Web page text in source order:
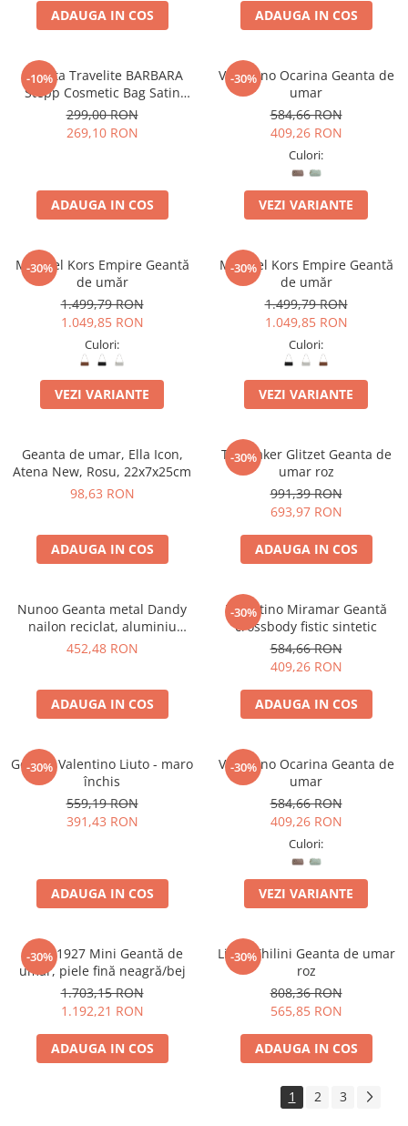
ADAUGA IN COS ADAUGA IN COS
-10%
Geanta Travelite BARBARA
Stepp Cosmetic Bag Satin
nude
299,00 RON
269,10 RON
ADAUGA IN COS
-30%
Valentino Ocarina Geanta de
umar
584,66 RON
409,26 RON
Culori:
VEZI VARIANTE
-30%
Michael Kors Empire Geantă
de umăr
1.499,79 RON
1.049,85 RON
Culori:
VEZI VARIANTE
-30%
Michael Kors Empire Geantă
de umăr
1.499,79 RON
1.049,85 RON
Culori:
VEZI VARIANTE
Geanta de umar, Ella Icon,
Atena New, Rosu, 22x7x25cm
98,63 RON
ADAUGA IN COS
-30%
Ted Baker Glitzet Geanta de
umar roz
991,39 RON
693,97 RON
ADAUGA IN COS
Nunoo Geanta metal Dandy
nailon reciclat, aluminiu
argintiu
452,48 RON
ADAUGA IN COS
-30%
Valentino Miramar Geantă
crossbody fistic sintetic
584,66 RON
409,26 RON
ADAUGA IN COS
-30%
Geanta Valentino Liuto - maro
închis
559,19 RON
391,43 RON
ADAUGA IN COS
-30%
Valentino Ocarina Geanta de
umar
584,66 RON
409,26 RON
Culori:
VEZI VARIANTE
-30%
Furla 1927 Mini Geantă de
umăr, piele fină neagră/bej
1.703,15 RON
1.192,21 RON
ADAUGA IN COS
-30%
Liu Jo Thilini Geanta de umar
roz
808,36 RON
565,85 RON
ADAUGA IN COS
1 2 3